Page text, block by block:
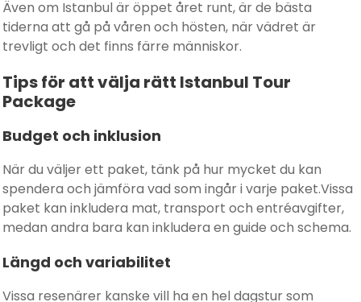
Även om Istanbul är öppet året runt, är de bästa
tiderna att gå på våren och hösten, när vädret är
trevligt och det finns färre människor.
Tips för att välja rätt Istanbul Tour
Package
Budget och inklusion
När du väljer ett paket, tänk på hur mycket du kan
spendera och jämföra vad som ingår i varje paket.Vissa
paket kan inkludera mat, transport och entréavgifter,
medan andra bara kan inkludera en guide och schema.
Längd och variabilitet
Vissa resenärer kanske vill ha en hel dagstur som